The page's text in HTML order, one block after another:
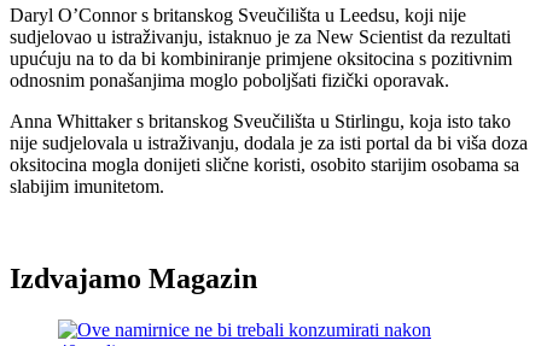
Daryl O’Connor s britanskog Sveučilišta u Leedsu, koji nije
sudjelovao u istraživanju, istaknuo je za New Scientist da rezultati
upućuju na to da bi kombiniranje primjene oksitocina s pozitivnim
odnosnim ponašanjima moglo poboljšati fizički oporavak.
Anna Whittaker s britanskog Sveučilišta u Stirlingu, koja isto tako
nije sudjelovala u istraživanju, dodala je za isti portal da bi viša doza
oksitocina mogla donijeti slične koristi, osobito starijim osobama sa
slabijim imunitetom.
Izdvajamo Magazin